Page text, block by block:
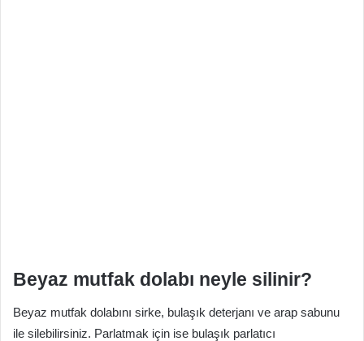
Beyaz mutfak dolabı neyle silinir?
Beyaz mutfak dolabını sirke, bulaşık deterjanı ve arap sabunu
ile silebilirsiniz. Parlatmak için ise bulaşık parlatıcı